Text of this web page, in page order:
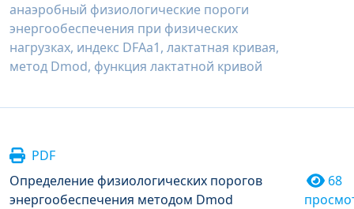
анаэробный физиологические пороги
энергообеспечения при физических
нагрузках, индекс DFAa1, лактатная кривая,
метод Dmod, функция лактатной кривой
PDF
Определение физиологических порогов
энергообеспечения методом Dmod
68